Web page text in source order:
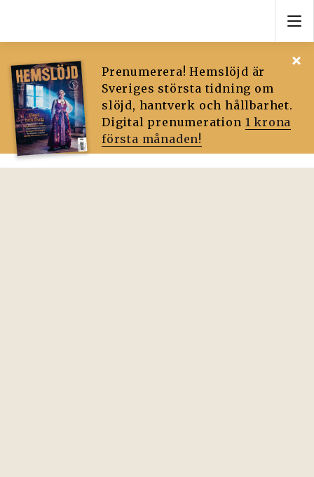
Prenumerera! Hemslöjd är
Sveriges största tidning om
slöjd, hantverk och hållbarhet.
Digital prenumeration 1 krona
första månaden!